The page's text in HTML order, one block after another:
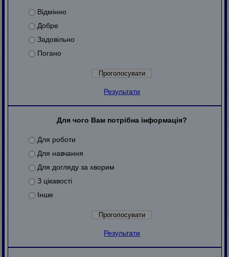
Відмінно
Добре
Задовільно
Погано
Результати
Для чого Вам потрібна інформація?
Для роботи
Для навчання
Для догляду за хворим
З цікавості
Інше
Результати